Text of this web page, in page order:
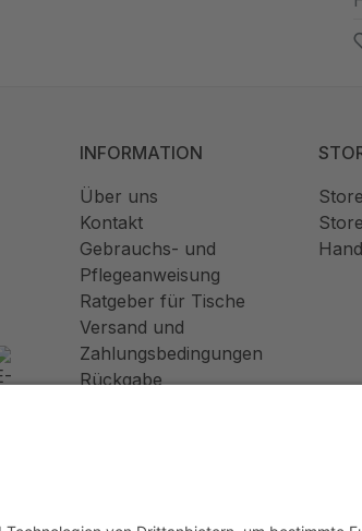
INFORMATION
Über uns
Kontakt
Gebrauchs- und
Pflegeanweisung
Ratgeber für Tische
Versand und
Zahlungsbedingungen
Rückgabe